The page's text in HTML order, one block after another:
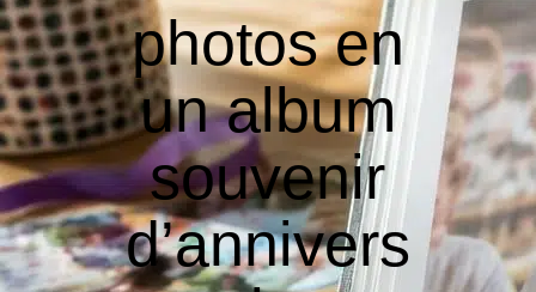
photos en
un album
souvenir
d’annivers